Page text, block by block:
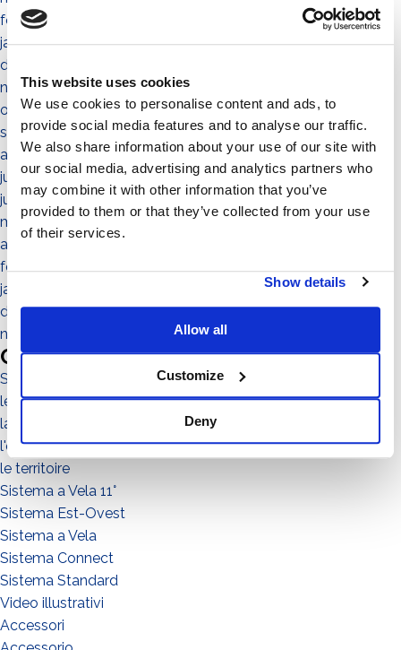
This website uses cookies
We use cookies to personalise content and ads, to
provide social media features and to analyse our traffic.
We also share information about your use of our site with
our social media, advertising and analytics partners who
may combine it with other information that you’ve
provided to them or that they’ve collected from your use
of their services.
Show details
Allow all
Customize
Deny
février 2022
janvier 2022
décembre 2021
novembre 2021
octobre 2021
septembre 2021
août 2021
juillet 2021
juin 2021
mai 2021
avril 2021
février 2021
janvier 2021
décembre 2020
novembre 2020
Categories
Sistema No-Flex
les personnes
la communauté
l'environnement
le territoire
Sistema a Vela 11°
Sistema Est-Ovest
Sistema a Vela
Sistema Connect
Sistema Standard
Video illustrativi
Accessori